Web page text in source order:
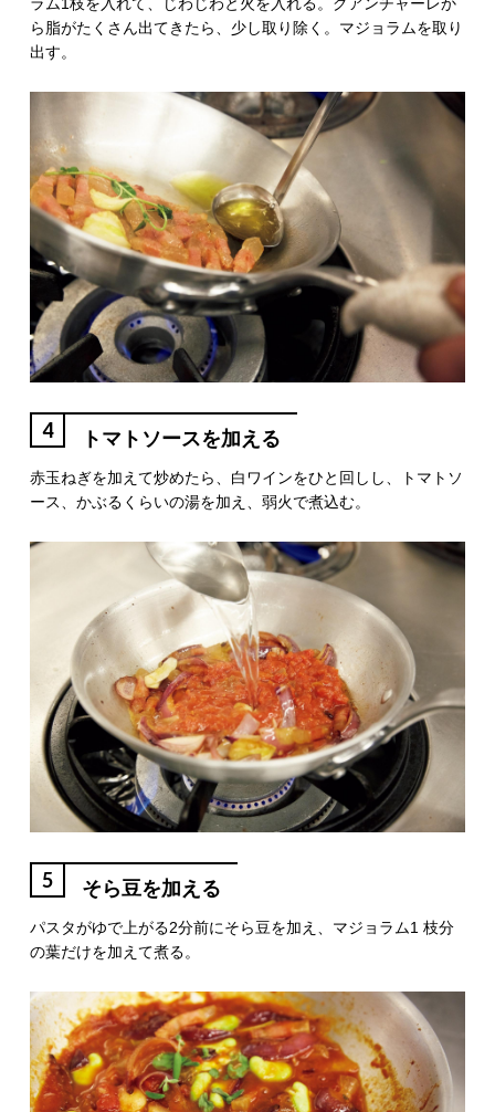
ラム1枝を入れて、じわじわと火を入れる。グアンチャーレか
ら脂がたくさん出てきたら、少し取り除く。マジョラムを取り
出す。
4 トマトソースを加える
赤玉ねぎを加えて炒めたら、白ワインをひと回しし、トマトソ
ース、かぶるくらいの湯を加え、弱火で煮込む。
5 そら豆を加える
パスタがゆで上がる2分前にそら豆を加え、マジョラム1 枝分
の葉だけを加えて煮る。